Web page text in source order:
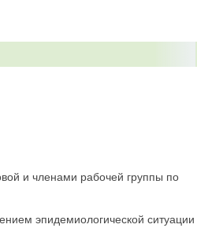
и членами рабочей группы по
эпидемиологической ситуации